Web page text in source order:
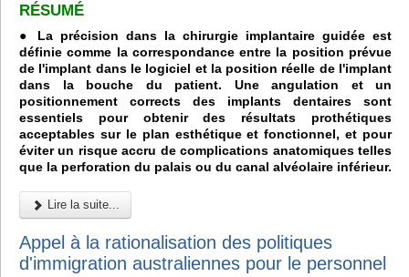
RÉSUMÉ
● La précision dans la chirurgie implantaire guidée est
définie comme la correspondance entre la position prévue
de l'implant dans le logiciel et la position réelle de l'implant
dans la bouche du patient. Une angulation et un
positionnement corrects des implants dentaires sont
essentiels pour obtenir des résultats prothétiques
acceptables sur le plan esthétique et fonctionnel, et pour
éviter un risque accru de complications anatomiques telles
que la perforation du palais ou du canal alvéolaire inférieur.
Lire la suite...
Appel à la rationalisation des politiques
d'immigration australiennes pour le personnel